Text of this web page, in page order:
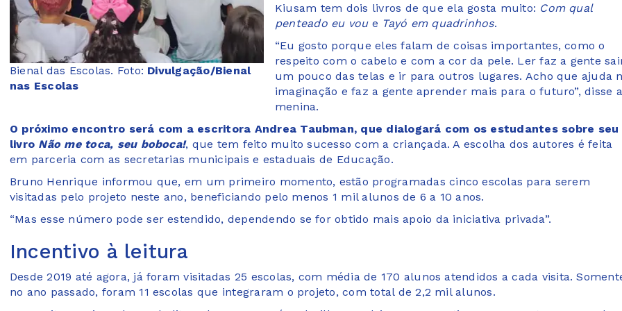
Bienal das Escolas. Foto: Divulgação/Bienal
nas Escolas
Kiusam tem dois livros de que ela gosta muito: Com qual
penteado eu voue Tayó em quadrinhos.
“Eu gosto porque eles falam de coisas importantes, como o
respeito com o cabelo e com a cor da pele. Ler faz a gente
um pouco das telas e ir para outros lugares. Acho que ajuda
imaginação e faz a gente aprender mais para o futuro”, disse a
menina.
O próximo encontro será com a escritora Andrea Taubman​, que dialogará com os estudantes sobre seu
livro Não me toca, seu boboca!, que tem feito muito sucesso com a criançada. ​A escolha dos autores é feita
em parceria com as secretarias municipais e estaduais de Educação.
Bruno Henrique informou que, em um primeiro momento, estão programadas cinco escolas para serem
visitadas pelo projeto neste ano, beneficiando pelo menos 1 mil alunos de 6 a 10 anos.
“Mas esse número pode ser estendido, dependendo se for obtido mais apoio da iniciativa privada”.
Incentivo à leitura
Desde 2019 até agora, já foram visitadas 25 escolas, com média de 170 alunos atendidos a cada visita.
no ano passado, foram 11 escolas que integraram o projeto, com total de 2,2 mil alunos.